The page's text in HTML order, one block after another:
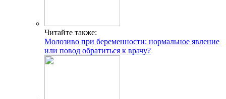
Препараты при боли в сердце
Определение беременности на ранней стадии: признаки
зачатия после овуляции